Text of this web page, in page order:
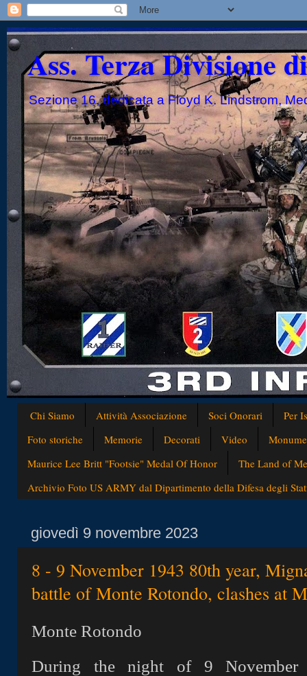
Ass. Terza Divisione
Sezione 16, dedicata a Floyd K. Lindstrom,
Chi Siamo Attività Associazione Soci Onorari
Per
Foto storiche
Memorie Decorati Video
Maurice Lee Britt "Footsie" Medal Of Honor
The Land of
Archivio Foto US ARMY dal Dipartimento della Difesa degli
giovedì 9 novembre 2023
8 - 9 November 1943 80th year,
battle of Monte Rotondo, clashes at
Monte Rotondo
During the night of 9 November